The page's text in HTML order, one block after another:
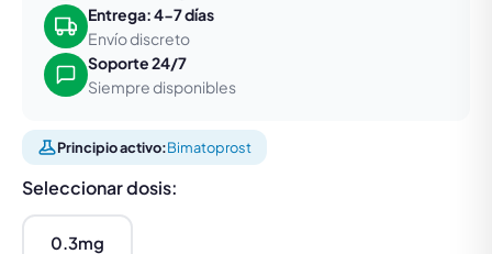
Entrega: 4-7 días
Envío discreto
Soporte 24/7
Siempre disponibles
Principio activo:Bimatoprost
Seleccionar dosis:
0.3mg